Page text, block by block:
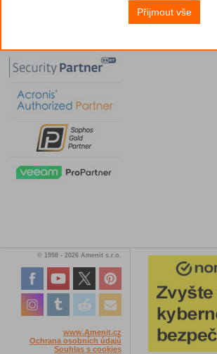
© 1998 - 2026 Amenit s.r.o.
www.Amenit.cz
Ochrana osobních údajů
Souhlas s cookies
Přijmout vše